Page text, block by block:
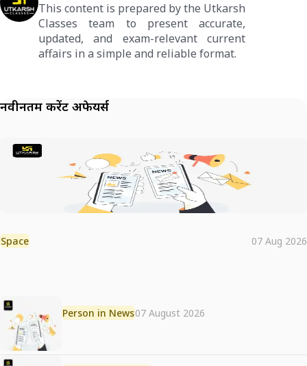
This content is prepared by the Utkarsh
Classes team to present accurate,
updated, and exam-relevant current
affairs in a simple and reliable format.
नवीनतम करेंट अफेयर्स
Space 07 Aug 2026
Person in News07 August 2026